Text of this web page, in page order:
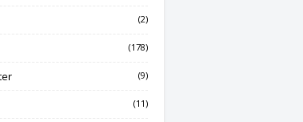
(2)
(178)
(9)
(11)